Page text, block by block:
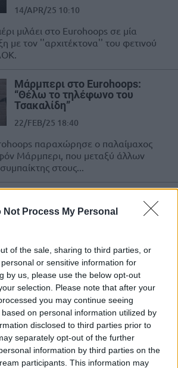
Not Process My Personal
of the sale, sharing to third parties, or
or sensitive information for
by us, please use the below opt-out
selection. Please note that after your
you may continue seeing
on personal information utilized by
disclosed to third parties prior to
separately opt-out of the further
information by third parties on the
participants. This information may
14/APR/25 10:10
μιλάει στο Eurohoops σε μία
με τον ''αρχιτέκτονα'' του φετινού
Μάρμπερι στο Eurohoops:
“Θέλω το τηλέφωνο του
Τσακαλίδη”
22/FEB/25 18:40
παραχώρησε ο παλαίμαχος
Μάρμπερι, που μεταξύ άλλων
στους...
“Μεγαλύτερη επιτυχία το
Ευρωμπάσκετ και όχι η νίκη επί
του Μιχάλη Κακιούζη στο Eurohoops,
του Ευρωμπάσκετ του 1987
Έβανς στο Eurohoops: “Πόσο
“πεινασμένος” είμαι; Μέχρι το
10, είμαι 11, θα φτάσω στο 20″
02/DEC/24 11:11